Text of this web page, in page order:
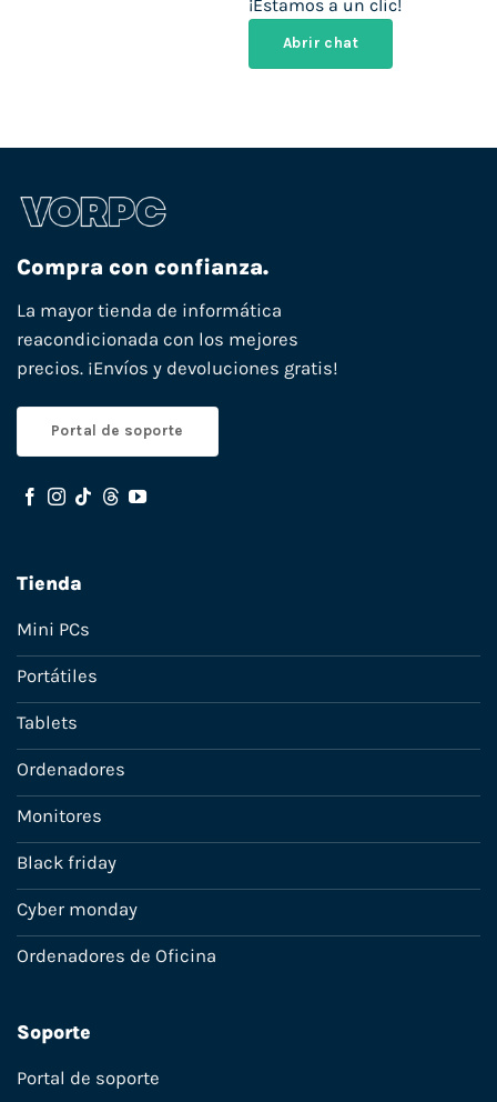
¡Estamos a un clic!
Abrir chat
Compra con confianza.
La mayor tienda de informática
reacondicionada con los mejores
precios. ¡Envíos y devoluciones gratis!
Portal de soporte
Tienda
Mini PCs
Portátiles
Tablets
Ordenadores
Monitores
Black friday
Cyber monday
Ordenadores de Oficina
Soporte
Portal de soporte